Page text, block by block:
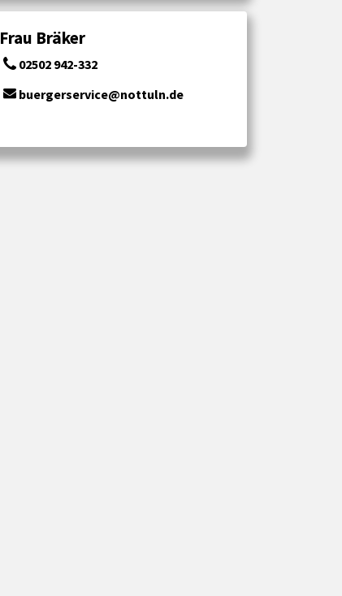
Frau Bräker
02502 942-332
buergerservice@nottuln.de